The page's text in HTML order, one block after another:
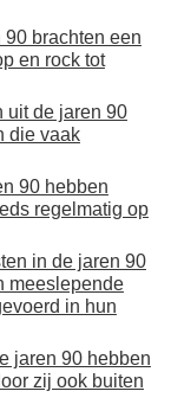
brachten een
en rock tot
uit de jaren 90
die vaak
90 hebben
regelmatig op
in de jaren 90
meeslepende
in hun
jaren 90 hebben
zij ook buiten